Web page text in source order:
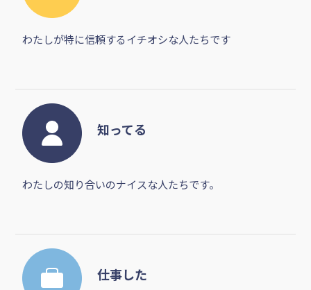
わたしが特に信頼するイチオシな人たちです
知ってる
わたしの知り合いのナイスな人たちです。
仕事した